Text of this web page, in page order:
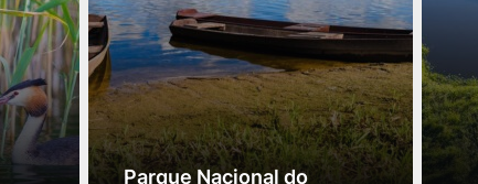
Parque Nacional do